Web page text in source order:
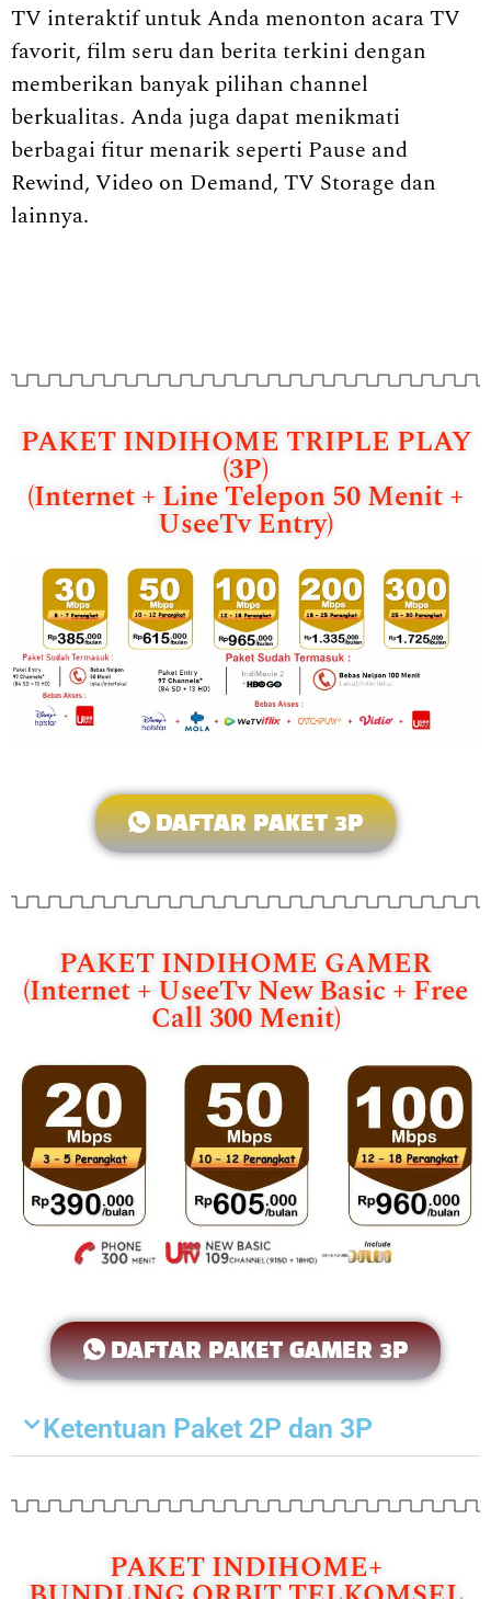
TV interaktif untuk Anda menonton acara TV
favorit, film seru dan berita terkini dengan
memberikan banyak pilihan channel
berkualitas. Anda juga dapat menikmati
berbagai fitur menarik seperti Pause and
Rewind, Video on Demand, TV Storage dan
lainnya.
PAKET INDIHOME TRIPLE PLAY
(3P)
(Internet + Line Telepon 50 Menit +
UseeTv Entry)
DAFTAR PAKET 3P
PAKET INDIHOME GAMER
(Internet + UseeTv New Basic + Free
Call 300 Menit)
DAFTAR PAKET GAMER 3P
Ketentuan Paket 2P dan 3P
PAKET INDIHOME+